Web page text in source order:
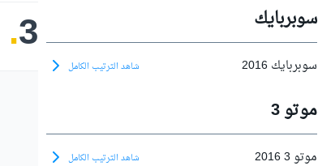
سوبربايك
سوبربايك 2016 شاهد الترتيب الكامل
موتو 3
موتو 3 2016 شاهد الترتيب الكامل
3
.